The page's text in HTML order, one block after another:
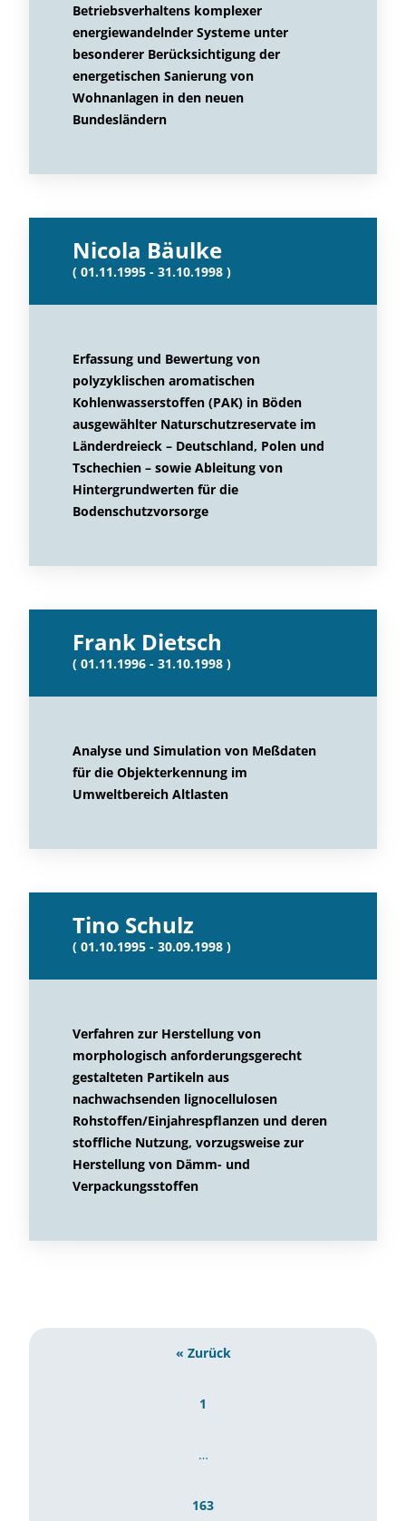
Betriebsverhaltens komplexer
energiewandelnder Systeme unter
besonderer Berücksichtigung der
energetischen Sanierung von
Wohnanlagen in den neuen
Bundesländern
Nicola Bäulke
( 01.11.1995 - 31.10.1998 )
Erfassung und Bewertung von
polyzyklischen aromatischen
Kohlenwasserstoffen (PAK) in Böden
ausgewählter Naturschutzreservate im
Länderdreieck – Deutschland, Polen und
Tschechien – sowie Ableitung von
Hintergrundwerten für die
Bodenschutzvorsorge
Frank Dietsch
( 01.11.1996 - 31.10.1998 )
Analyse und Simulation von Meßdaten
für die Objekterkennung im
Umweltbereich Altlasten
Tino Schulz
( 01.10.1995 - 30.09.1998 )
Verfahren zur Herstellung von
morphologisch anforderungsgerecht
gestalteten Partikeln aus
nachwachsenden lignocellulosen
Rohstoffen/Einjahrespflanzen und deren
stoffliche Nutzung, vorzugsweise zur
Herstellung von Dämm- und
Verpackungsstoffen
« Zurück
1
…
163